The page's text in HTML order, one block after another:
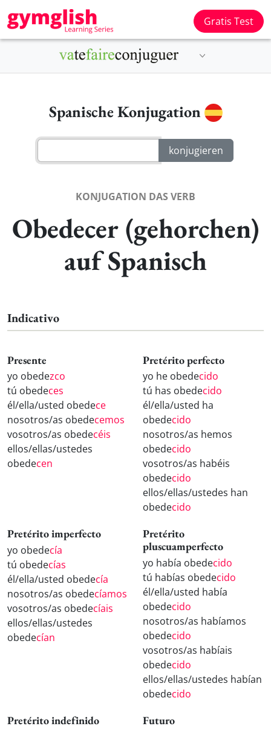
Gratis Test
Spanische Konjugation
KONJUGATION DAS VERB
Obedecer (gehorchen)
auf Spanisch
Indicativo
Presente
yo obedezco
tú obedeces
él/ella/usted obedece
nosotros/as obedecemos
vosotros/as obedecéis
ellos/ellas/ustedes
obedecen
Pretérito perfecto
yo he obedecido
tú has obedecido
él/ella/usted ha
obedecido
nosotros/as hemos
obedecido
vosotros/as habéis
obedecido
ellos/ellas/ustedes han
obedecido
Pretérito imperfecto
yo obedecía
tú obedecías
él/ella/usted obedecía
nosotros/as obedecíamos
vosotros/as obedecíais
ellos/ellas/ustedes
obedecían
Pretérito
pluscuamperfecto
yo había obedecido
tú habías obedecido
él/ella/usted había
obedecido
nosotros/as habíamos
obedecido
vosotros/as habíais
obedecido
ellos/ellas/ustedes habían
obedecido
Pretérito indefinido Futuro